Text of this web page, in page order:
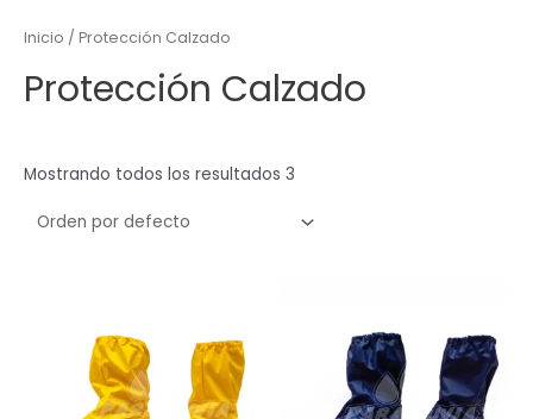
Inicio / Protección Calzado
Protección Calzado
Mostrando todos los resultados 3